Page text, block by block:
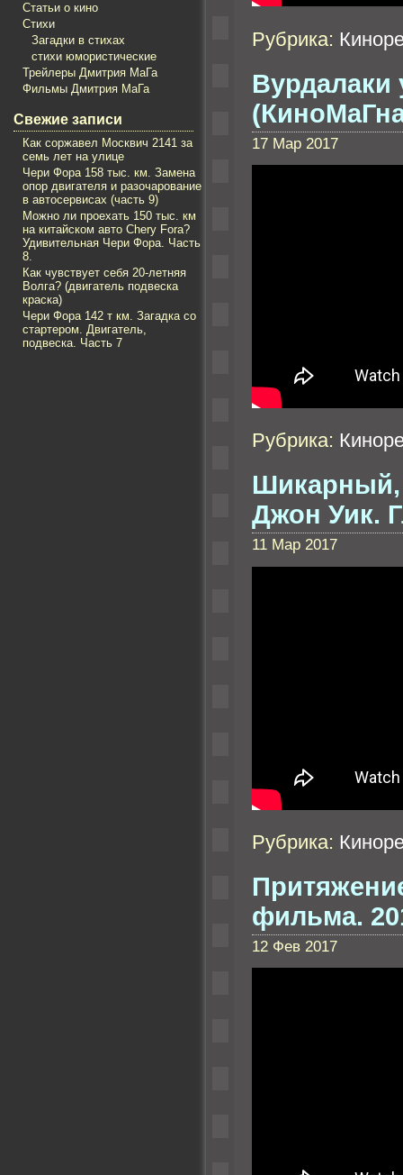
Статьи о кино
Стихи
Загадки в стихах
стихи юмористические
Трейлеры Дмитрия МаГа
Фильмы Дмитрия МаГа
Свежие записи
Как соржавел Mосквич 2141 за
семь лет на улице
Чери Фора 158 тыс. км. Замена
опор двигателя и разочарование
в автосервисах (часть 9)
Можно ли проехать 150 тыс. км
на китайском авто Chery Fora?
Удивительная Чери Фора. Часть
8.
Как чувствует себя 20-летняя
Волга? (двигатель подвеска
краска)
Чери Фора 142 т км. Загадка со
стартером. Двигатель,
подвеска. Часть 7
Рубрика:
17 Мар 2017
Рубрика:
Шикарный,
Джон Уик.
11 Мар 2017
Рубрика:
фильма.
12 Фев 2017